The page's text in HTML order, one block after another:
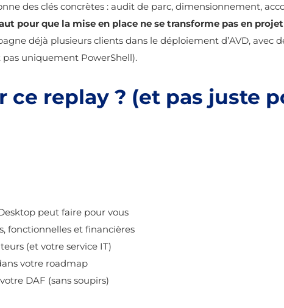
des clés concrètes : audit de parc, dimensionnement,
pour que la mise en place ne se transforme pas en
déjà plusieurs clients dans le déploiement d’AVD, avec
uniquement PowerShell).
ce replay ? (et pas juste
peut faire pour vous
fonctionnelles et financières
(et votre service IT)
votre roadmap
DAF (sans soupirs)